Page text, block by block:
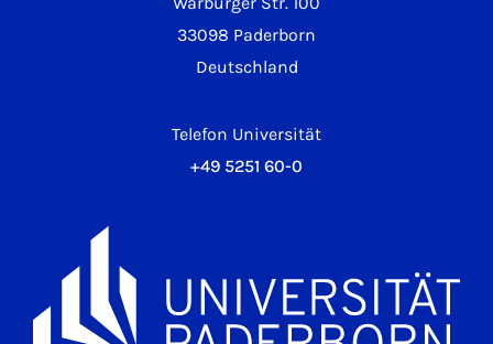
33098 Paderborn
Deutschland
Telefon Universität
+49 5251 60-0